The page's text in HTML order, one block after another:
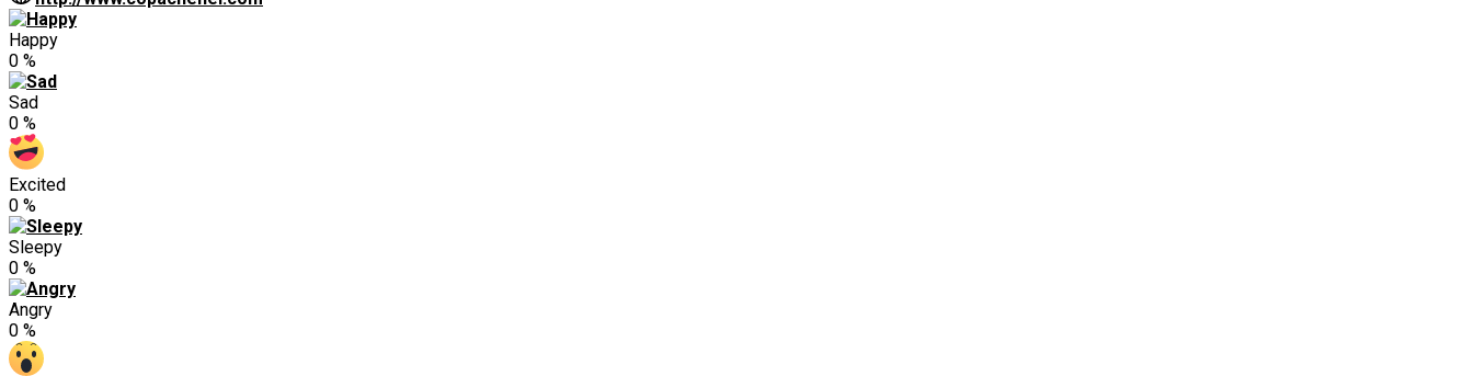
Happy
0 %
Sad
0 %
Excited
0 %
Sleepy
0 %
Angry
0 %